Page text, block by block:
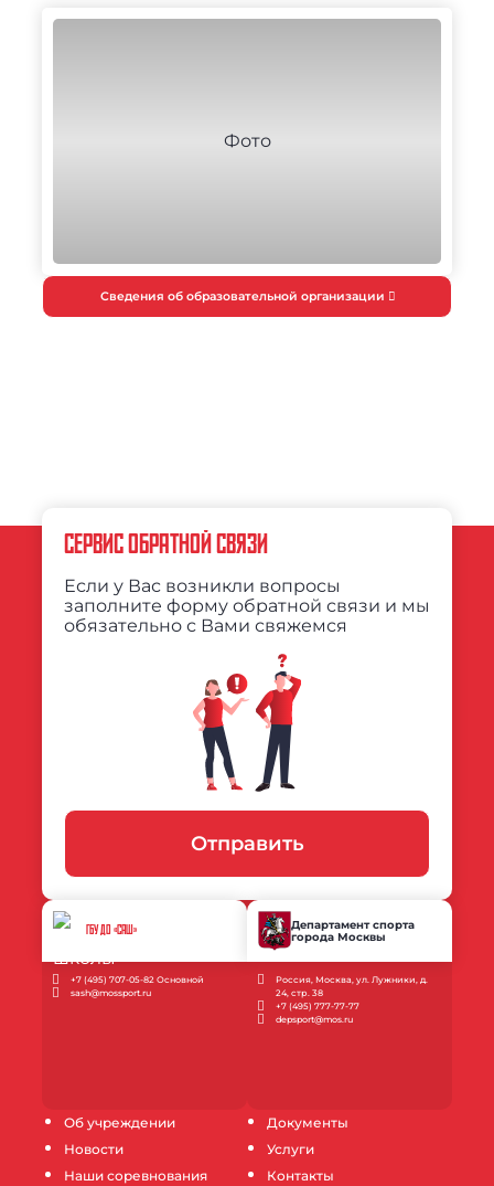
Сведения об образовательной организации
Об учреждении
Новости
Наши соревнования
Документы
Услуги
Контакты
СЕРВИС ОБРАТНОЙ СВЯЗИ
Если у Вас возникли вопросы
заполните форму обратной связи и мы
обязательно с Вами свяжемся
Отправить
ГБУ ДО «САШ»
+7 (495) 707-05-82 Основной
sash@mossport.ru
Департамент спорта
города Москвы
Россия, Москва, ул. Лужники, д.
24, стр. 38
+7 (495) 777-77-77
depsport@mos.ru